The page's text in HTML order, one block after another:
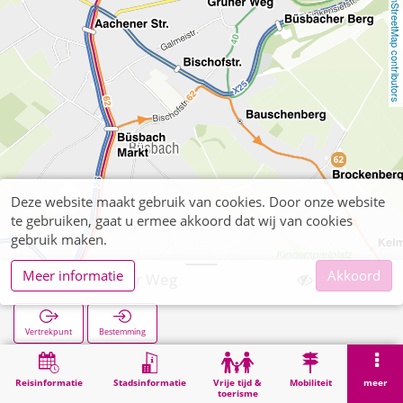
OpenStreetMap contributors
Reisinformatie Stadsinformatie
Vrije tijd &
toerisme
Mobiliteit meer
Liester Grüner Weg
Vertrekpunt Bestemming
Zoekopracht Liester Grüner Weg
Deze website maakt gebruik van cookies. Door onze website
te gebruiken, gaat u ermee akkoord dat wij van cookies
gebruik maken.
Meer informatie
Akkoord